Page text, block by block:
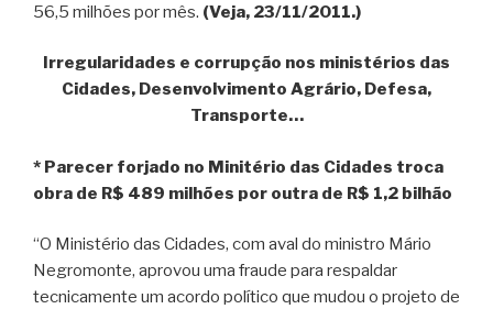
56,5 milhões por mês. (Veja, 23/11/2011.)
Irregularidades e corrupção nos ministérios das
Cidades, Desenvolvimento Agrário, Defesa,
Transporte…
* Parecer forjado no Minitério das Cidades troca
obra de R$ 489 milhões por outra de R$ 1,2 bilhão
“O Ministério das Cidades, com aval do ministro Mário
Negromonte, aprovou uma fraude para respaldar
tecnicamente um acordo político que mudou o projeto de